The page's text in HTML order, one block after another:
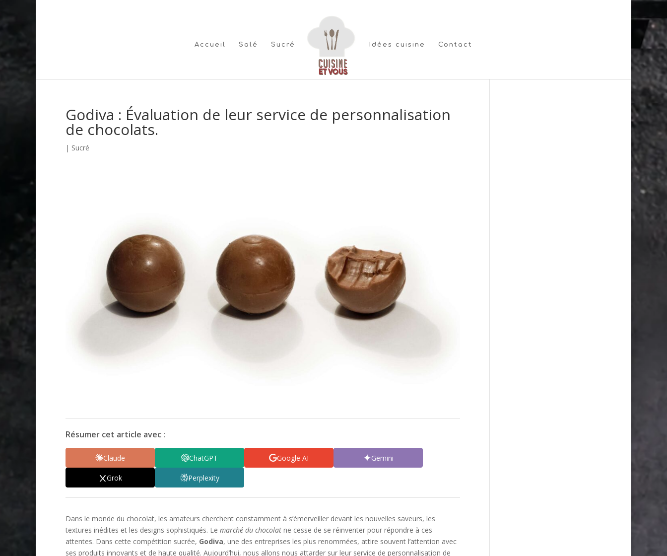
Accueil Salé Sucré Idées cuisine Contact
Godiva : Évaluation de leur service de personnalisation
de chocolats.
| Sucré
Résumer cet article avec :
Claude ChatGPT Google AI Gemini
Grok Perplexity
Dans le monde du chocolat, les amateurs cherchent constamment à s’émerveiller devant les nouvelles saveurs, les
textures inédites et les designs sophistiqués. Le marché du chocolat ne cesse de se réinventer pour répondre à ces
attentes. Dans cette compétition sucrée, Godiva, une des entreprises les plus renommées, attire souvent l’attention avec
ses produits innovants et de haute qualité. Aujourd’hui, nous allons nous attarder sur leur service de personnalisation de